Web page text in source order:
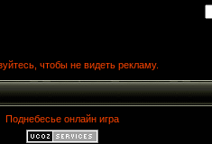
чтобы не видеть рекламу.
Поднебесье онлайн игра